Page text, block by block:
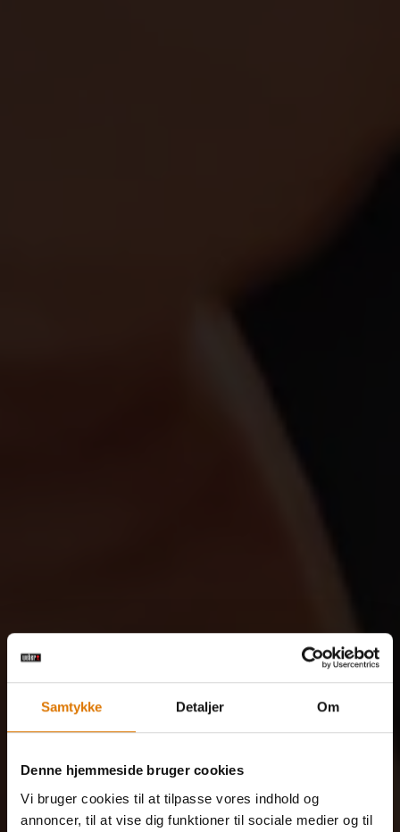
Samtykke Detaljer Om
Denne hjemmeside bruger cookies
Vi bruger cookies til at tilpasse vores indhold og
annoncer, til at vise dig funktioner til sociale medier og til